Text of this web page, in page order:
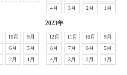
4月
3月 2月 1月
10月
9月
6月
5月
2月 1月
2023年
12月 11月 10月
9月
8月
7月 6月
5月
4月
3月 2月 1月